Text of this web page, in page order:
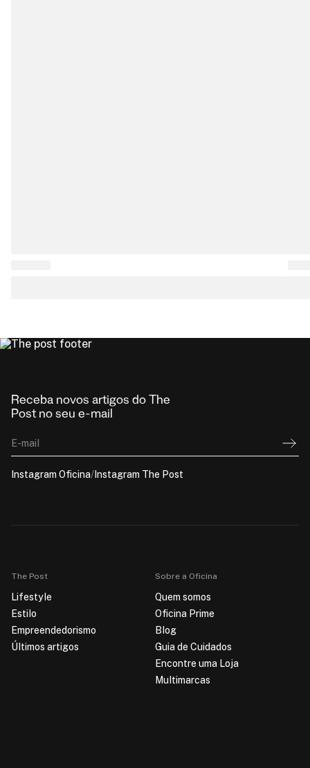
Receba novos artigos do The
Post no seu e-mail
E-mail
Instagram Oficina/ Instagram The Post
The Post
Lifestyle
Estilo
Empreendedorismo
Últimos artigos
Sobre a Oficina
Quem somos
Oficina Prime
Blog
Guia de Cuidados
Encontre uma Loja
Multimarcas